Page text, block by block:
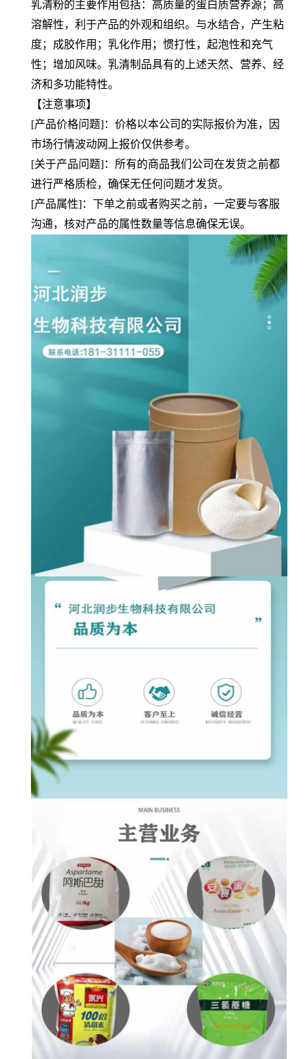
乳清粉的主要作用包括：高质量的蛋白质营养源；高
溶解性，利于产品的外观和组织。与水结合，产生粘
度；成胶作用；乳化作用；惯打性，起泡性和充气
性；增加风味。乳清制品具有的上述天然、营养、经
济和多功能特性。
【注意事项】
[产品价格问题]：价格以本公司的实际报价为准，因
市场行情波动网上报价仅供参考。
[关于产品问题]：所有的商品我们公司在发货之前都
进行严格质检，确保无任何问题才发货。
[产品属性]：下单之前或者购买之前，一定要与客服
沟通，核对产品的属性数量等信息确保无误。